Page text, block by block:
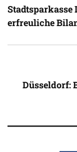
Stadtsparkasse
erfreuliche
Düsseldorf: